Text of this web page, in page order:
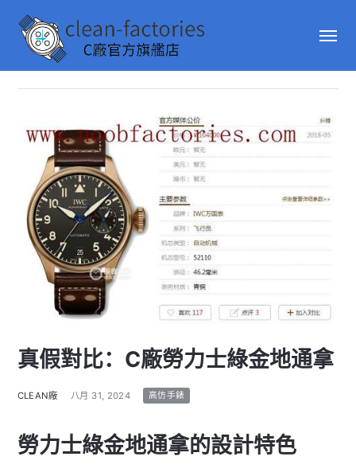
真假對比：C廠勞力士綠金地通拿
CLEAN廠 八月 31, 2024 高仿手錶
勞力士綠金地通拿的設計特色